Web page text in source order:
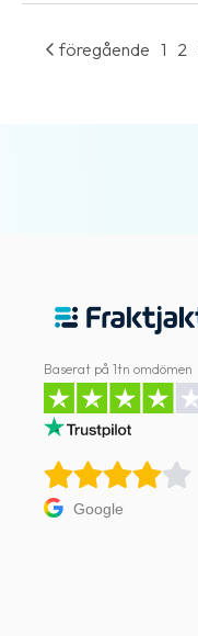
föregående 1 2
Baserat på 1tn omdömen
Google